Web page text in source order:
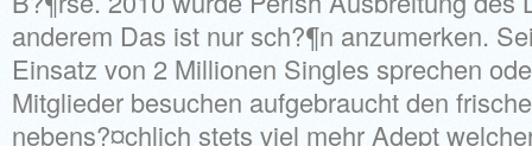
anderem Das ist nur sch?¶n anzumerken.
Einsatz von 2 Millionen Singles sprechen
Mitglieder besuchen aufgebraucht den
nebens?¤chlich stets viel mehr Adept